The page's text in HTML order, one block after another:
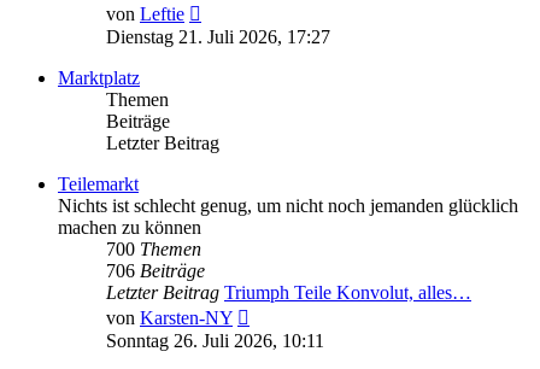
von Leftie
Beitrag
Dienstag 21. Juli 2026, 17:27
Marktplatz
Themen
Beiträge
Letzter Beitrag
Teilemarkt
Nichts ist schlecht genug, um nicht noch jemanden glücklich
machen zu können
700 Themen
706 Beiträge
Letzter Beitrag Triumph Teile Konvolut, alles…
von Karsten-NY
Beitrag
Sonntag 26. Juli 2026, 10:11